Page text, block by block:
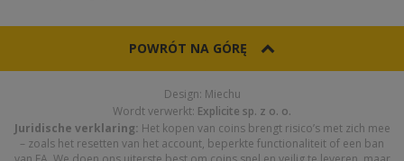
POWRÓT NA GÓRĘ
Design: Miechu
Wordt verwerkt: Explicite sp. z o. o.
Juridische verklaring: Het kopen van coins brengt risico’s met zich mee
– zoals het resetten van het account, beperkte functionaliteit of een ban